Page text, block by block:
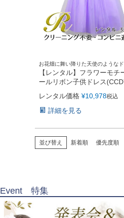
お花畑に舞い降りた天使のような
【レンタル】フラワーモチ
ールリボン子供ドレス
レンタル価格 ¥10,978税込
詳細を見る
並び替え 新着順 優先度順
Event 特集